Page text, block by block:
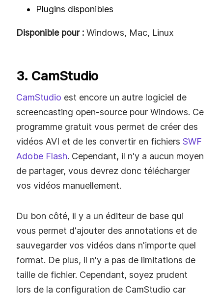
Plugins disponibles
Disponible pour : Windows, Mac, Linux
3. CamStudio
CamStudio est encore un autre logiciel de
screencasting open-source pour Windows. Ce
programme gratuit vous permet de créer des
vidéos AVI et de les convertir en fichiers SWF
Adobe Flash. Cependant, il n'y a aucun moyen
de partager, vous devrez donc télécharger
vos vidéos manuellement.
Du bon côté, il y a un éditeur de base qui
vous permet d'ajouter des annotations et de
sauvegarder vos vidéos dans n'importe quel
format. De plus, il n'y a pas de limitations de
taille de fichier. Cependant, soyez prudent
lors de la configuration de CamStudio car